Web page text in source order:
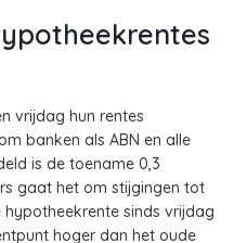
vrijdag hun rentes
banken als ABN en alle
is de toename 0,3
gaat het om stijgingen tot
hypotheekrente sinds vrijdag
hoger dan het oude